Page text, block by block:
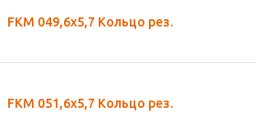
FKM 049,6х5,7 Кольцо рез.
FKM 051,6х5,7 Кольцо рез.